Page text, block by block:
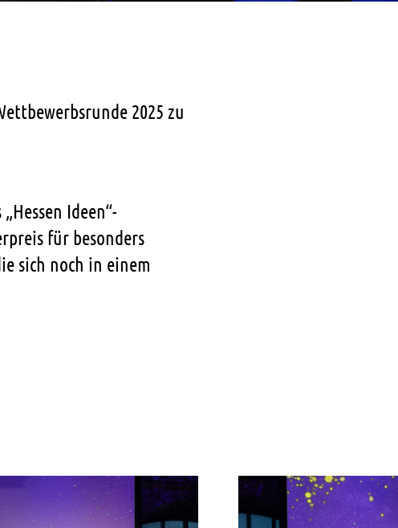
2025 zu
Ideen“-
für besonders
sich noch in einem